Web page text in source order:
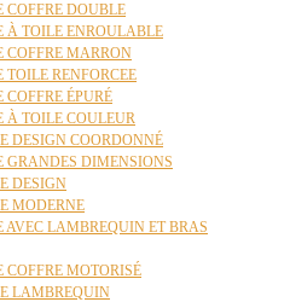
COFFRE DOUBLE
À TOILE ENROULABLE
COFFRE MARRON
TOILE RENFORCEE
COFFRE ÉPURÉ
À TOILE COULEUR
DESIGN COORDONNÉ
GRANDES DIMENSIONS
DESIGN
MODERNE
AVEC LAMBREQUIN ET BRAS
COFFRE MOTORISÉ
LAMBREQUIN